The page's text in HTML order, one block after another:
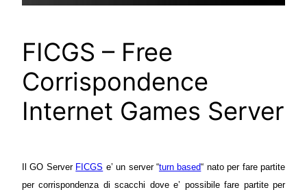
FICGS – Free
Corrispondence
Internet Games Server
Il GO Server FICGS e’ un server “turn based“ nato per fare partite
per corrispondenza di scacchi dove e’ possibile fare partite per